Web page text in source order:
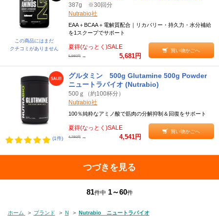
この商品にはまだ
クチコミがありません
387g ※30回分
Nutrabio社
EAA＋BCAA＋電解質配合｜リカバリー・持久力・水分補給
を1スクープでサポート
夏得(なっとく)SALE
5,980円 → 5,681円
買い物かごへ
(1件)
グルタミン 500g Glutamine 500g Powder
ニュートラバイオ (Nutrabio)
500ｇ（約100杯分）
Nutrabio社
100％純粋なアミノ酸で筋肉の分解抑制＆回復をサポート
夏得(なっとく)SALE
4,780円 → 4,541円
買い物かごへ
つづきを見る
81件中 1～60件
ホーム > ブランド > N > Nutrabio ニュートラバイオ